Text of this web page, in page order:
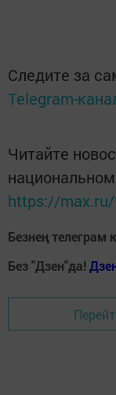
Следите за
Telegram-
Читайте
https://
Безнең
Без "Дзен"да! Д